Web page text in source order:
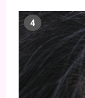
た。 スキンケ
てます。成分
濁らせてゲル
ぎますしそも
ります。僕自
がなんの...